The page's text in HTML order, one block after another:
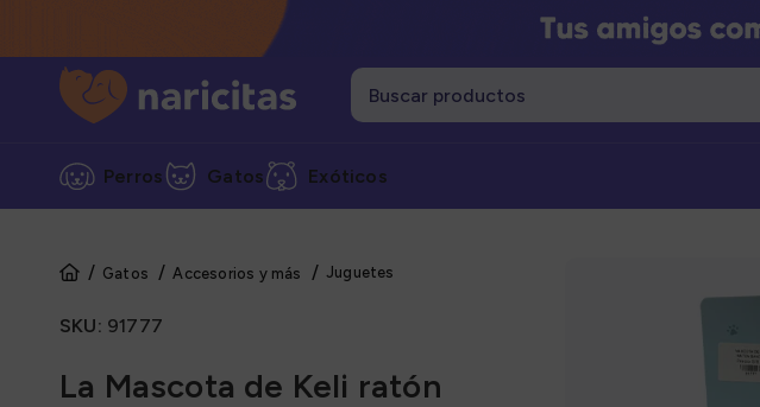
Perros Gatos Exóticos
Gatos Accesorios y más Juguetes
SKU: 91777
La Mascota de Keli ratón